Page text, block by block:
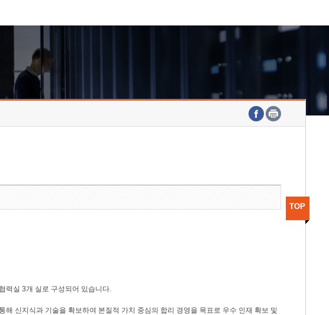
호남권연구본부
기획본부
연구원 고객헌장
주요업무연락처
력실 3개 실로 구성되어 있습니다.
해 신지식과 기술을 확보하여 본질적 가치 중심의 합리 경영을 목표로 우수 인재 확보 및
TOP